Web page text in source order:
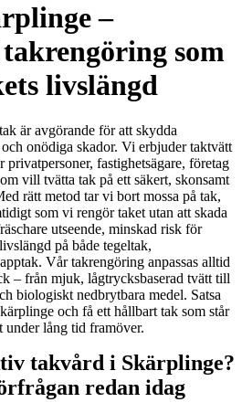
–
som
livslängd
är avgörande för att skydda
onödiga skador. Vi erbjuder taktvätt
fastighetsägare, företag
vill tvätta tak på ett säkert, skonsamt
rätt metod tar vi bort mossa på tak,
som vi rengör taket utan att skada
utseende, minskad risk för
på både tegeltak,
Vår takrengöring anpassas alltid
– från mjuk, lågtrycksbaserad tvätt till
biologiskt nedbrytbara medel. Satsa
och få ett hållbart tak som står
under lång tid framöver.
takvård i Skärplinge?
redan idag